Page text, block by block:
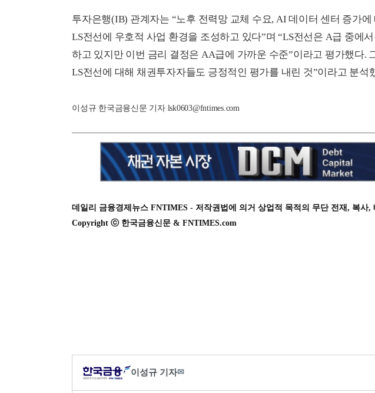
투자은행(IB) 관계자는 “노후 전력망 교체 수요, AI 데이터 센터 증가에
LS전선에 우호적 사업 환경을 조성하고 있다”며 “LS전선은 A급 중에
하고 있지만 이번 금리 결정은 AA급에 가까운 수준”이라고 평가했다.
LS전선에 대해 채권투자자들도 긍정적인 평가를 내린 것”이라고 분석
이성규 한국금융신문 기자 lsk0603@fntimes.com
데일리 금융경제뉴스 FNTIMES - 저작권법에 의거 상업적 목적의 무단 전재, 복사,
Copyright ⓒ 한국금융신문 & FNTIMES.com
이성규 기자✉